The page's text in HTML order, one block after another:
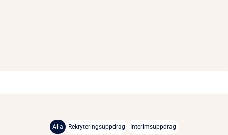
Alla Rekryteringsuppdrag Interimsuppdrag